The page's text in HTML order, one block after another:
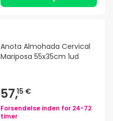
Anota Almohada Cervical
Mariposa 55x35cm 1ud
57,15 €
Forsendelse inden for 24-72
timer